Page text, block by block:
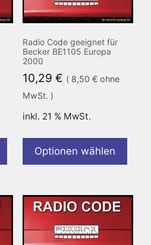
Radio Code geeignet für
Becker BE1105 Europa
2000
10,29 € ( 8,50 €ohne
MwSt. )
inkl. 21 % MwSt.
Optionen wählen